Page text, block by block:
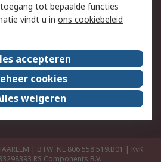
Over ons
Werken bij RS
| BTW: NL 806 558 519.B01 | KvK
RS Components B.V.
tot bepaalde functies
vindt u in ons cookiebeleid
accepteren
cookies
weigeren